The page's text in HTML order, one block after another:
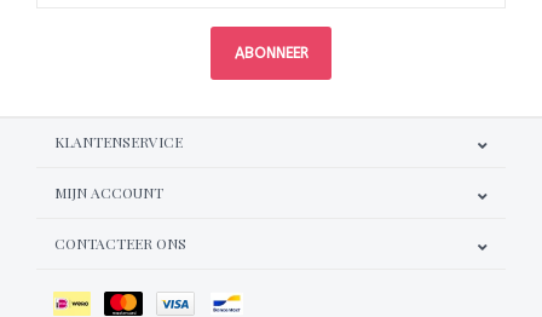
ABONNEER
KLANTENSERVICE
MIJN ACCOUNT
CONTACTEER ONS